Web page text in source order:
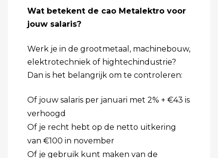
Wat betekent de cao Metalektro voor
jouw salaris?
Werk je in de grootmetaal, machinebouw,
elektrotechniek of hightechindustrie?
Dan is het belangrijk om te controleren:
Of jouw salaris per januari met 2% + €43 is
verhoogd
Of je recht hebt op de netto uitkering
van €100 in november
Of je gebruik kunt maken van de